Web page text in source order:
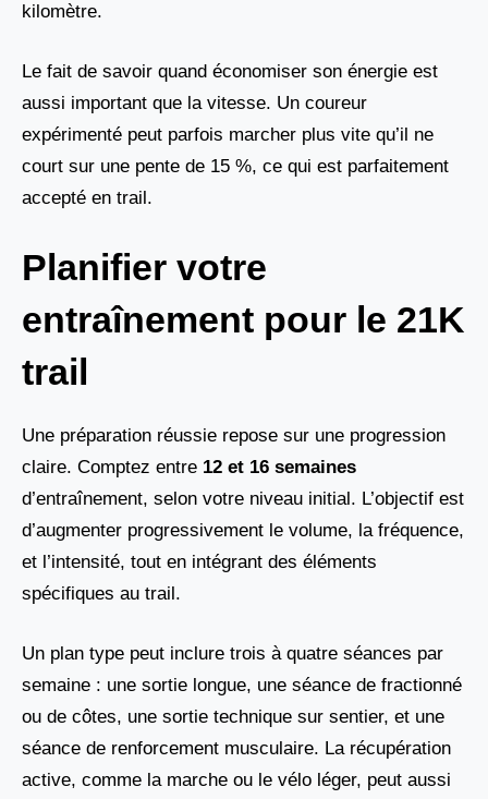
kilomètre.
Le fait de savoir quand économiser son énergie est
aussi important que la vitesse. Un coureur
expérimenté peut parfois marcher plus vite qu’il ne
court sur une pente de 15 %, ce qui est parfaitement
accepté en trail.
Planifier votre
entraînement pour le 21K
trail
Une préparation réussie repose sur une progression
claire. Comptez entre 12 et 16 semaines
d’entraînement, selon votre niveau initial. L’objectif est
d’augmenter progressivement le volume, la fréquence,
et l’intensité, tout en intégrant des éléments
spécifiques au trail.
Un plan type peut inclure trois à quatre séances par
semaine : une sortie longue, une séance de fractionné
ou de côtes, une sortie technique sur sentier, et une
séance de renforcement musculaire. La récupération
active, comme la marche ou le vélo léger, peut aussi